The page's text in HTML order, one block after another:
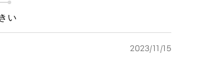
い
2023/11/15